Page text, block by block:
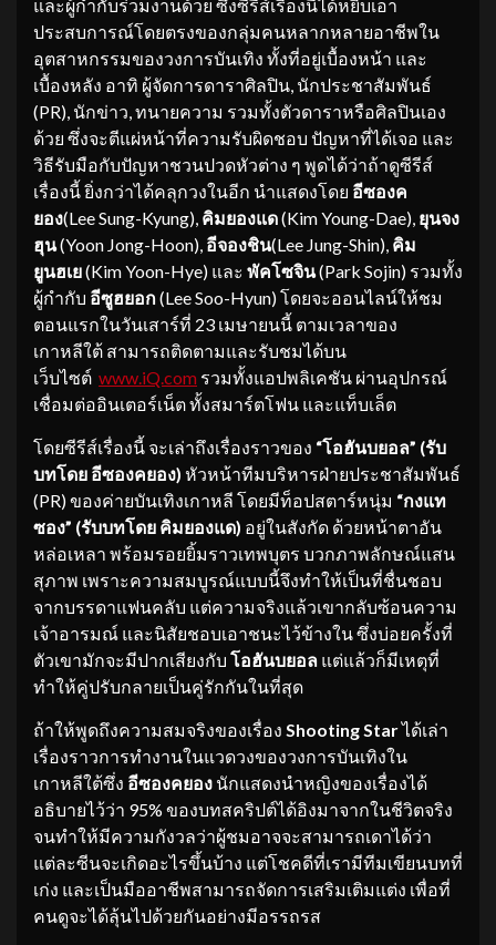
และผู้กำกับร่วมงานด้วย ซึ่งซีรีส์เรื่องนี้ได้หยิบเอา
ประสบการณ์โดยตรงของกลุ่มคนหลากหลายอาชีพใน
อุตสาหกรรมของวงการบันเทิง ทั้งที่อยู่เบื้องหน้า และ
เบื้องหลัง อาทิ ผู้จัดการดาราศิลปิน, นักประชาสัมพันธ์
(PR), นักข่าว, ทนายความ รวมทั้งตัวดาราหรือศิลปินเอง
ด้วย ซึ่งจะตีแผ่หน้าที่ความรับผิดชอบ ปัญหาที่ได้เจอ และ
วิธีรับมือกับปัญหาชวนปวดหัวต่าง ๆ พูดได้ว่าถ้าดูซีรีส์
เรื่องนี้ ยิ่งกว่าได้คลุกวงในอีก นำแสดงโดย อีซองค
ยอง(Lee Sung-Kyung), คิมยองแด(Kim Young-Dae), ยุนจง
ฮุน(Yoon Jong-Hoon), อีจองชิน(Lee Jung-Shin), คิม
ยูนฮเย(Kim Yoon-Hye) และ พัคโซจิน(Park Sojin) รวมทั้ง
ผู้กำกับ อีซูฮยอก(Lee Soo-Hyun) โดยจะออนไลน์ให้ชม
ตอนแรกในวันเสาร์ที่ 23 เมษายนนี้ ตามเวลาของ
เกาหลีใต้ สามารถติดตามและรับชมได้บน
เว็บไซต์ www.iQ.com รวมทั้งแอปพลิเคชัน ผ่านอุปกรณ์
เชื่อมต่ออินเตอร์เน็ต ทั้งสมาร์ตโฟน และแท็บเล็ต
โดยซีรีส์เรื่องนี้ จะเล่าถึงเรื่องราวของ “โอฮันบยอล” (รับ
บทโดย อีซองคยอง) หัวหน้าทีมบริหารฝ่ายประชาสัมพันธ์
(PR) ของค่ายบันเทิงเกาหลี โดยมีท็อปสตาร์หนุ่ม “กงแท
ซอง” (รับบทโดย คิมยองแด) อยู่ในสังกัด ด้วยหน้าตาอัน
หล่อเหลา พร้อมรอยยิ้มราวเทพบุตร บวกภาพลักษณ์แสน
สุภาพ เพราะความสมบูรณ์แบบนี้จึงทำให้เป็นที่ชื่นชอบ
จากบรรดาแฟนคลับ แต่ความจริงแล้วเขากลับซ้อนความ
เจ้าอารมณ์ และนิสัยชอบเอาชนะไว้ข้างใน ซึ่งบ่อยครั้งที่
ตัวเขามักจะมีปากเสียงกับ โอฮันบยอล แต่แล้วก็มีเหตุที่
ทำให้คู่ปรับกลายเป็นคู่รักกันในที่สุด
ถ้าให้พูดถึงความสมจริงของเรื่อง Shooting Starได้เล่า
เรื่องราวการทำงานในแวดวงของวงการบันเทิงใน
เกาหลีใต้ซึ่ง อีซองคยอง นักแสดงนำหญิงของเรื่องได้
อธิบายไว้ว่า 95% ของบทสคริปต์ได้อิงมาจากในชีวิตจริง
จนทำให้มีความกังวลว่าผู้ชมอาจจะสามารถเดาได้ว่า
แต่ละซีนจะเกิดอะไรขึ้นบ้าง แต่โชคดีที่เรามีทีมเขียนบทที่
เก่ง และเป็นมืออาชีพสามารถจัดการเสริมเติมแต่ง เพื่อที่
คนดูจะได้ลุ้นไปด้วยกันอย่างมีอรรถรส